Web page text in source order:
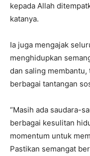
kepada Allah
katanya.
Ia juga mengajak
menghidupkan
dan saling membantu,
berbagai tantangan
“Masih ada saudara-
berbagai kesulitan
momentum untuk
Pastikan semangat